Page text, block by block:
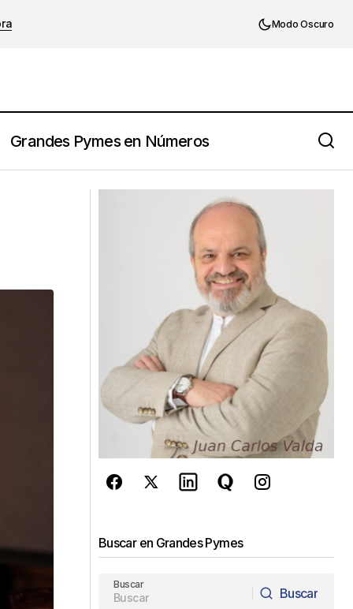
Modo Oscuro
Grandes Pymes en Números
¿Cuándo hay que preparar el plan de
Buscar en Grandes Pymes
Buscar
Buscar